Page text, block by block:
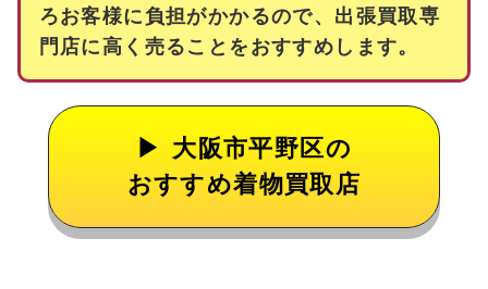
ろお客様に負担がかかるので、出張買取専
門店に高く売ることをおすすめします。
大阪市平野区の
おすすめ着物買取店